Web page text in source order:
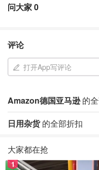
问大家0
评论
打开App写评论
Amazon德国亚马逊的
日用杂货的全部折扣
大家都在抢
1